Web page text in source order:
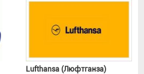
Lufthansa (Люфтганза)